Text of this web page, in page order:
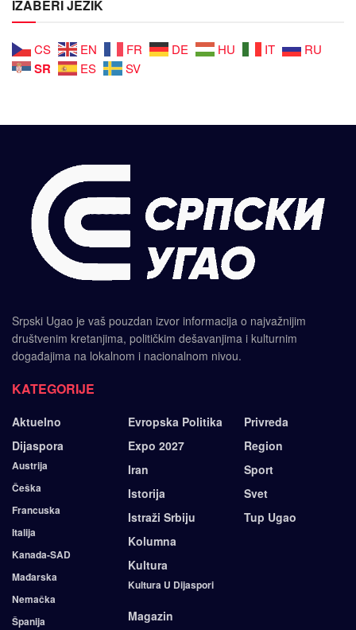
IZABERI JEZIK
CS EN FR DE HU IT RU
SR ES SV
Srpski Ugao je vaš pouzdan izvor informacija o najvažnijim
društvenim kretanjima, političkim dešavanjima i kulturnim
događajima na lokalnom i nacionalnom nivou.
KATEGORIJE
Aktuelno
Dijaspora
Austrija
Češka
Francuska
Italija
Kanada-SAD
Mađarska
Nemačka
Španija
Evropska Politika
Expo 2027
Iran
Istorija
Istraži Srbiju
Kolumna
Kultura
Kultura U Dijaspori
Magazin
Privreda
Region
Sport
Svet
Tup Ugao